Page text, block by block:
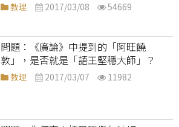
教理 2017/03/08 54669
《廣論》中提到的「阿旺饒
敦」，是否就是「語王堅穩大師」？
教理 2017/03/07 11982